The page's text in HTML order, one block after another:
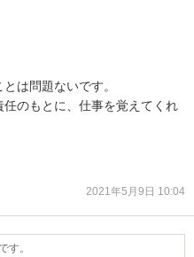
は問題ないです。
のもとに、仕事を覚えてくれ
2021年5月9日 10:04
す。